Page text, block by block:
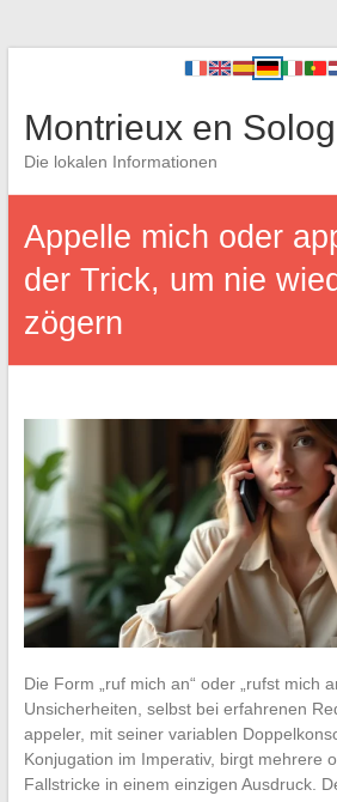
Montrieux en
Die lokalen Informationen
Appelle mich oder
der Trick, um nie
zögern
Die Form „ruf mich an“ oder „rufst mich
Unsicherheiten, selbst bei erfahrenen
appeler, mit seiner variablen
Konjugation im Imperativ, birgt mehrere
Fallstricke in einem einzigen Ausdruck.